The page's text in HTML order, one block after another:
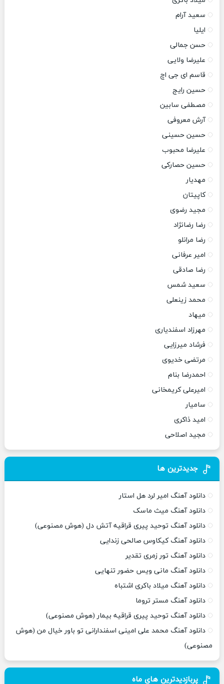
سعید آرام
ایلیا
حسن جمالی
علیرضا ولایی
قاسم ای جی اچ
حسین رایج
مصطفی سابین
آرش معروفی
حسین حسینی
علیرضا محبوب
حسین حصارکی
مهدیار
کاپیتان
مجید رضوی
رضا رضانژاد
رضا مرانلو
امیر عرفانی
رضا صادقی
سعید شمس
محمد زینعلی
میهاد
مهرزاد اسفندیاری
فرشاد میرزایی
مرتضی خدیوی
احمدرضا بنام
امیرعلی کریمخانی
سامیار
امید ذاکری
مجید اصلاحی
جدیدترین ها
دانلود آهنگ امیر لرد هل استار
دانلود آهنگ میث ماسک
دانلود آهنگ توحید پیری قراقیه آتش دل (هوش مصنوعی)
دانلود آهنگ کیکاوس صالحی زندایی
دانلود آهنگ تور زمری تقدیر
دانلود آهنگ مانی ویس حضور تنهایی
دانلود آهنگ میلاد باکری اشتباه
دانلود آهنگ مستر تروما
دانلود آهنگ توحید پیری قراقیه بیمار (هوش مصنوعی)
دانلود آهنگ محمد علی امینی اسفندارانی تو باور خیال من (هوش
مصنوعی)
پربازدیدترین های ماه